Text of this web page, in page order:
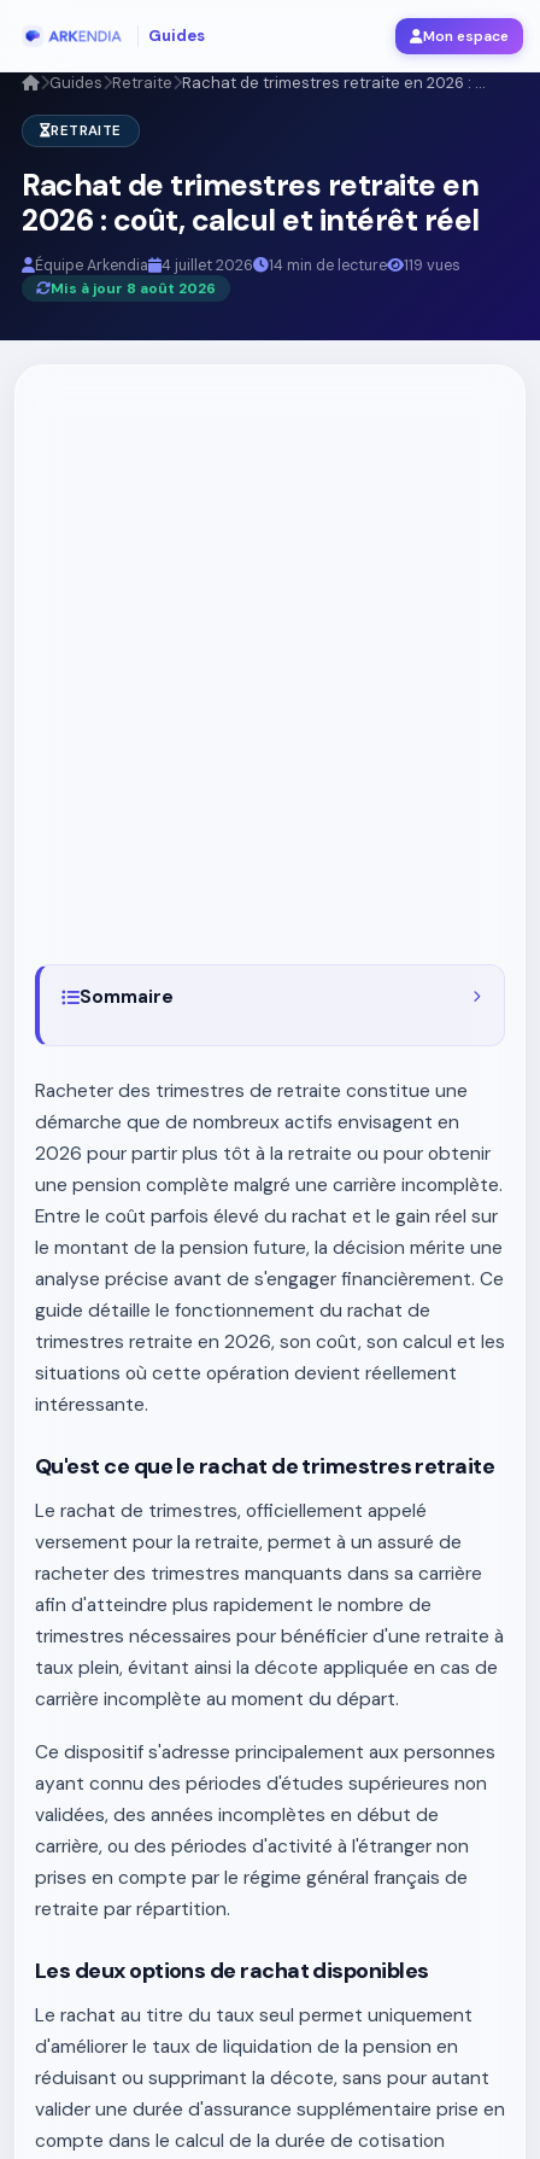
Guides Mon espace
Guides Retraite Rachat de trimestres retraite en 2026 : ...
RETRAITE
Rachat de trimestres retraite en
2026 : coût, calcul et intérêt réel
Équipe Arkendia 4 juillet 2026 14 min de lecture
119 vues
Mis à jour 8 août 2026
Sommaire
Racheter des trimestres de retraite constitue une
démarche que de nombreux actifs envisagent en
2026 pour partir plus tôt à la retraite ou pour obtenir
une pension complète malgré une carrière incomplète.
Entre le coût parfois élevé du rachat et le gain réel sur
le montant de la pension future, la décision mérite une
analyse précise avant de s'engager financièrement. Ce
guide détaille le fonctionnement du rachat de
trimestres retraite en 2026, son coût, son calcul et les
situations où cette opération devient réellement
intéressante.
Qu'est ce que le rachat de trimestres retraite
Le rachat de trimestres, officiellement appelé
versement pour la retraite, permet à un assuré de
racheter des trimestres manquants dans sa carrière
afin d'atteindre plus rapidement le nombre de
trimestres nécessaires pour bénéficier d'une retraite à
taux plein, évitant ainsi la décote appliquée en cas de
carrière incomplète au moment du départ.
Ce dispositif s'adresse principalement aux personnes
ayant connu des périodes d'études supérieures non
validées, des années incomplètes en début de
carrière, ou des périodes d'activité à l'étranger non
prises en compte par le régime général français de
retraite par répartition.
Les deux options de rachat disponibles
Le rachat au titre du taux seul permet uniquement
d'améliorer le taux de liquidation de la pension en
réduisant ou supprimant la décote, sans pour autant
valider une durée d'assurance supplémentaire prise en
compte dans le calcul de la durée de cotisation